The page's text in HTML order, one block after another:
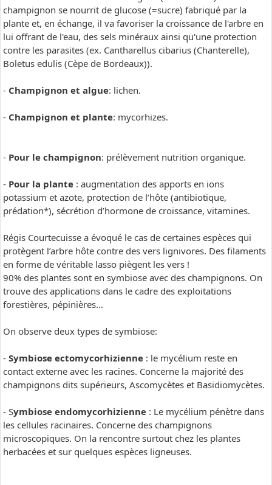
champignon se nourrit de glucose (=sucre) fabriqué par la
plante et, en échange, il va favoriser la croissance de l'arbre en
lui offrant de l'eau, des sels minéraux ainsi qu'une protection
contre les parasites (ex. Cantharellus cibarius (Chanterelle),
Boletus edulis (Cèpe de Bordeaux)).
- Champignon et algue: lichen.
- Champignon et plante: mycorhizes.
- Pour le champignon: prélèvement nutrition organique.
- Pour la plante : augmentation des apports en ions
potassium et azote, protection de l’hôte (antibiotique,
prédation*), sécrétion d’hormone de croissance, vitamines.
Régis Courtecuisse a évoqué le cas de certaines espèces qui
protègent l’arbre hôte contre des vers lignivores. Des filaments
en forme de véritable lasso piègent les vers !
90% des plantes sont en symbiose avec des champignons. On
trouve des applications dans le cadre des exploitations
forestières, pépinières…
On observe deux types de symbiose:
- Symbiose ectomycorhizienne : le mycélium reste en
contact externe avec les racines. Concerne la majorité des
champignons dits supérieurs, Ascomycètes et Basidiomycètes.
- Symbiose endomycorhizienne : Le mycélium pénètre dans
les cellules racinaires. Concerne des champignons
microscopiques. On la rencontre surtout chez les plantes
herbacées et sur quelques espèces ligneuses.